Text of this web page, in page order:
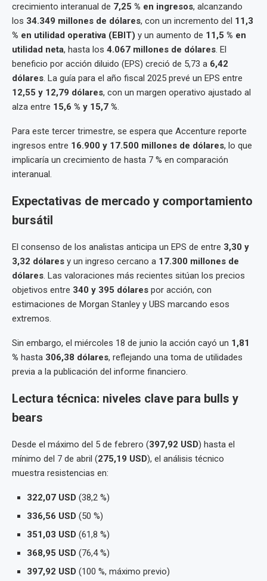
crecimiento interanual de 7,25 % en ingresos, alcanzando
los 34.349 millones de dólares, con un incremento del 11,3
% en utilidad operativa (EBIT) y un aumento de 11,5 % en
utilidad neta, hasta los 4.067 millones de dólares. El
beneficio por acción diluido (EPS) creció de 5,73 a 6,42
dólares. La guía para el año fiscal 2025 prevé un EPS entre
12,55 y 12,79 dólares, con un margen operativo ajustado al
alza entre 15,6 % y 15,7 %.
Para este tercer trimestre, se espera que Accenture reporte
ingresos entre 16.900 y 17.500 millones de dólares, lo que
implicaría un crecimiento de hasta 7 % en comparación
interanual.
Expectativas de mercado y comportamiento
bursátil
El consenso de los analistas anticipa un EPS de entre 3,30 y
3,32 dólares y un ingreso cercano a 17.300 millones de
dólares. Las valoraciones más recientes sitúan los precios
objetivos entre 340 y 395 dólares por acción, con
estimaciones de Morgan Stanley y UBS marcando esos
extremos.
Sin embargo, el miércoles 18 de junio la acción cayó un 1,81
% hasta 306,38 dólares, reflejando una toma de utilidades
previa a la publicación del informe financiero.
Lectura técnica: niveles clave para bulls y
bears
Desde el máximo del 5 de febrero (397,92 USD) hasta el
mínimo del 7 de abril (275,19 USD), el análisis técnico
muestra resistencias en:
322,07 USD (38,2 %)
336,56 USD (50 %)
351,03 USD (61,8 %)
368,95 USD (76,4 %)
397,92 USD (100 %, máximo previo)